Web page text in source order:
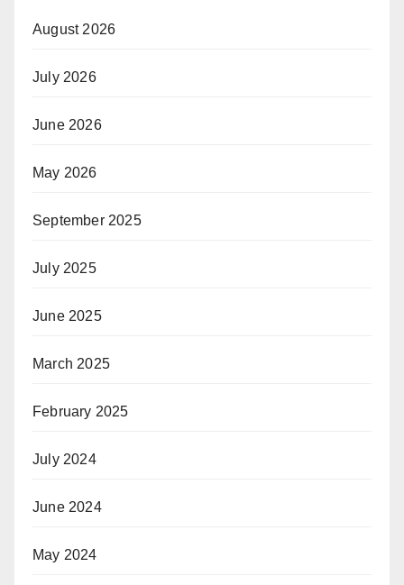
August 2026
July 2026
June 2026
May 2026
September 2025
July 2025
June 2025
March 2025
February 2025
July 2024
June 2024
May 2024